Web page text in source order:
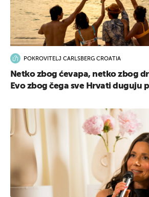
POKROVITELJ CARLSBERG CROATIA
Netko zbog ćevapa, netko zbog
Evo zbog čega sve Hrvati duguju